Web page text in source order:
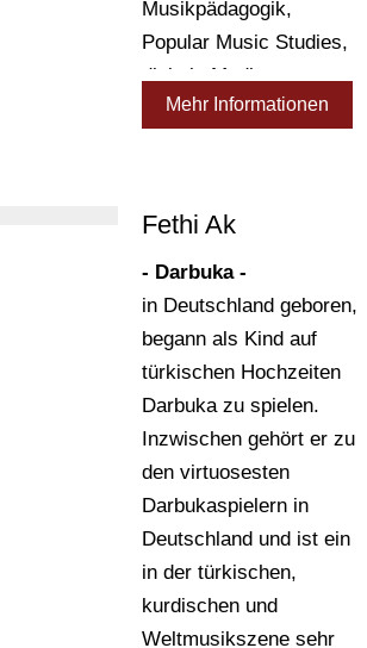
Musikpädagogik,
Popular Music Studies,
digitale Medien,
Kreativität und
DiDiPro-Teilprojekt
Musik Produzieren mit
der DAW)
Mehr Informationen
Fethi Ak
- Darbuka -
in Deutschland geboren,
begann als Kind auf
türkischen Hochzeiten
Darbuka zu spielen.
Inzwischen gehört er zu
den virtuosesten
Darbukaspielern in
Deutschland und ist ein
in der türkischen,
kurdischen und
Weltmusikszene sehr